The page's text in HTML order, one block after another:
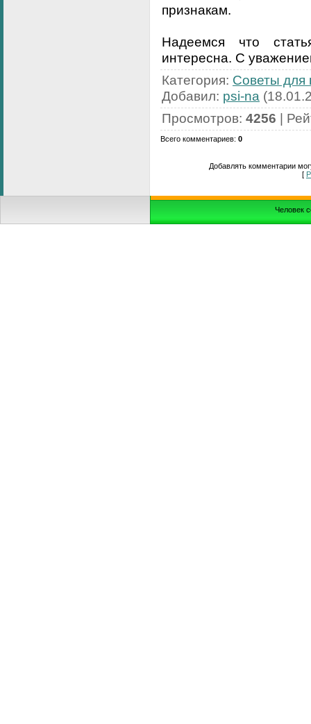
признакам.
Надеемся что
интересна. С
Категория: Советы для
Добавил: psi-na
Просмотров: 4256 |
Всего комментариев: 0
Добавлять комментарии
[
Человек